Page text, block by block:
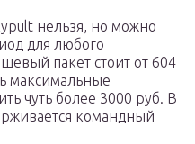
нельзя, но можно
для любого
пакет стоит от 604
максимальные
чуть более 3000 руб. В
командный